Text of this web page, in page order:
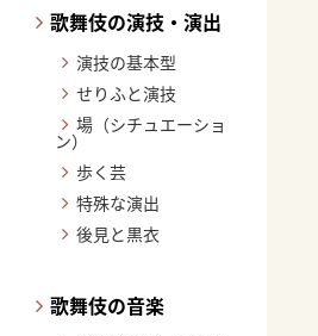
歌舞伎の演技・演出
演技の基本型
せりふと演技
場（シチュエーショ
ン）
歩く芸
特殊な演出
後見と黒衣
歌舞伎の音楽